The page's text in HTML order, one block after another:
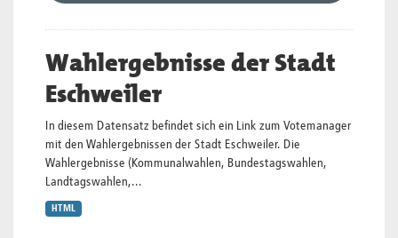
Wahlergebnisse der Stadt
Eschweiler
In diesem Datensatz befindet sich ein Link zum Votemanager
mit den Wahlergebnissen der Stadt Eschweiler. Die
Wahlergebnisse (Kommunalwahlen, Bundestagswahlen,
Landtagswahlen,...
HTML